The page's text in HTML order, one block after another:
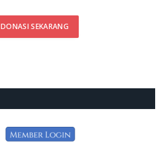
DONASI SEKARANG